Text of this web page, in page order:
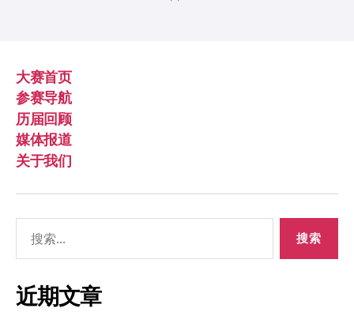
大赛首页
参赛导航
历届回顾
媒体报道
关于我们
索：
近期文章